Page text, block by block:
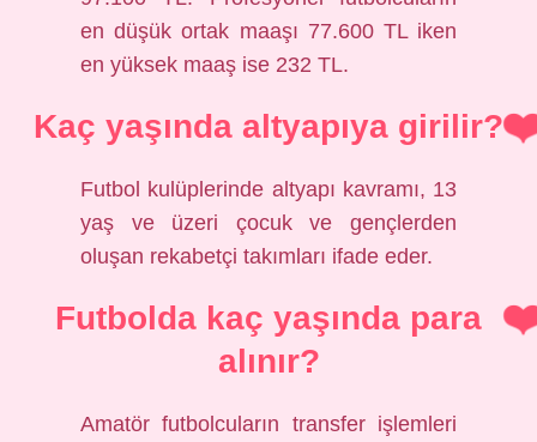
en düşük ortak maaşı 77.600 TL iken
en yüksek maaş ise 232 TL.
Kaç yaşında altyapıya girilir?
Futbol kulüplerinde altyapı kavramı, 13
yaş ve üzeri çocuk ve gençlerden
oluşan rekabetçi takımları ifade eder.
Futbolda kaç yaşında para
alınır?
Amatör futbolcuların transfer işlemleri